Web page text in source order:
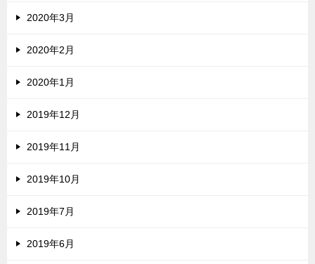
2020年3月
2020年2月
2020年1月
2019年12月
2019年11月
2019年10月
2019年7月
2019年6月